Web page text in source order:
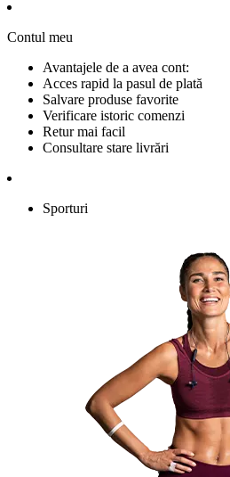
Contul meu
Avantajele de a avea cont:
Acces rapid la pasul de plată
Salvare produse favorite
Verificare istoric comenzi
Retur mai facil
Consultare stare livrări
Sporturi